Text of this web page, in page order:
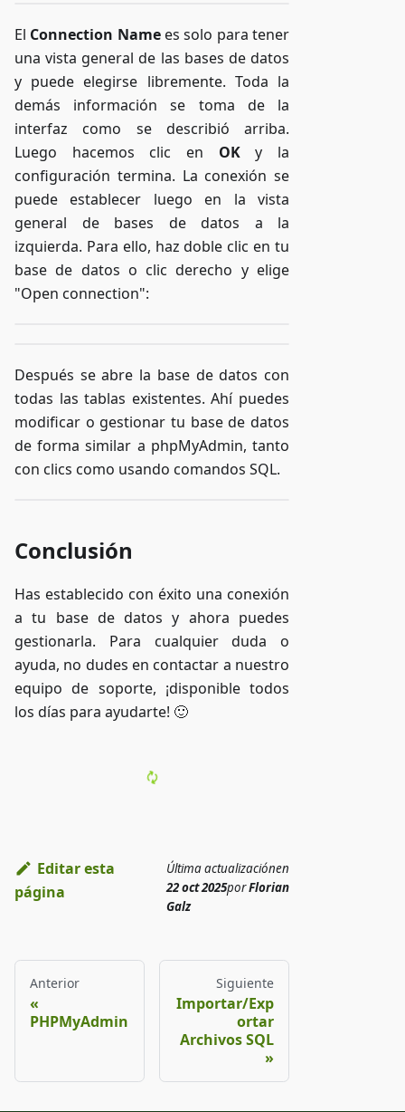
El Connection Namees solo para tener
una vista general de las bases de datos
y puede elegirse libremente. Toda la
demás información se toma de la
interfaz como se describió arriba.
Luego hacemos clic en OKy la
configuración termina. La conexión se
puede establecer luego en la vista
general de bases de datos a la
izquierda. Para ello, haz doble clic en tu
base de datos o clic derecho y elige
"Open connection":
Después se abre la base de datos con
todas las tablas existentes. Ahí puedes
modificar o gestionar tu base de datos
de forma similar a phpMyAdmin, tanto
con clics como usando comandos SQL.
Conclusión
Has establecido con éxito una conexión
a tu base de datos y ahora puedes
gestionarla. Para cualquier duda o
ayuda, no dudes en contactar a nuestro
equipo de soporte, ¡disponible todos
los días para ayudarte! 🙂
Editar esta
página
Última actualizaciónen
22 oct 2025porFlorian
Galz
Anterior
PHPMyAdmin
Siguiente
Importar/Exp
ortar
Archivos SQL